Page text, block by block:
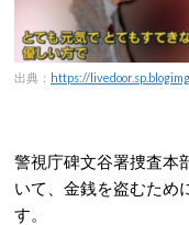
出典： https://
警視庁碑文谷署捜査本
いて、金銭を盗むため
す。